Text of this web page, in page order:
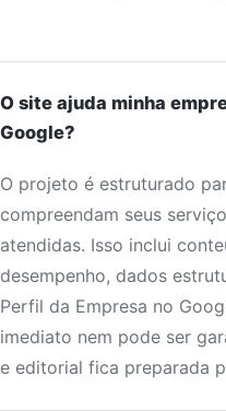
O site ajuda minha
Google?
O projeto é estruturado
compreendam seus
atendidas. Isso inclui
desempenho, dados
Perfil da Empresa no
imediato nem pode ser
e editorial fica preparada